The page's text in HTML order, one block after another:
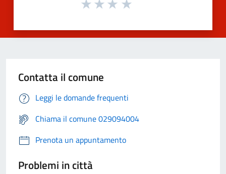
Contatta il comune
Leggi le domande frequenti
Chiama il comune 029094004
Prenota un appuntamento
Problemi in città